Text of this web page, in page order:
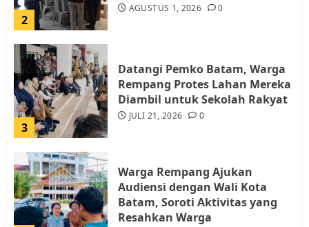
2
AGUSTUS 1, 2026 0
3
Datangi Pemko Batam, Warga
Rempang Protes Lahan Mereka
Diambil untuk Sekolah Rakyat
JULI 21, 2026 0
Warga Rempang Ajukan
Audiensi dengan Wali Kota
Batam, Soroti Aktivitas yang
Resahkan Warga